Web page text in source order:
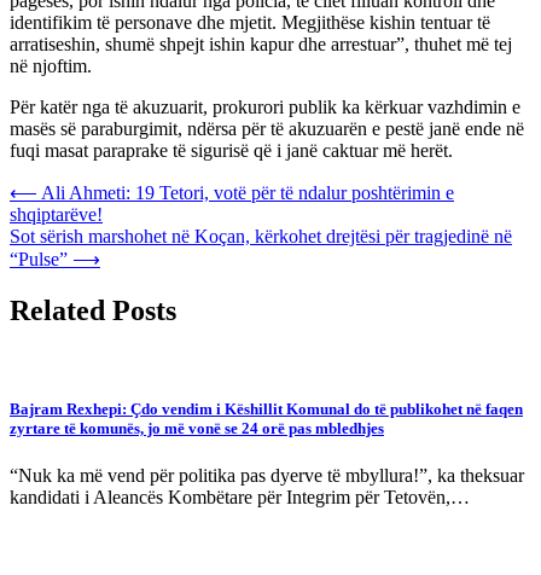
identifikim të personave dhe mjetit. Megjithëse kishin tentuar të
arratiseshin, shumë shpejt ishin kapur dhe arrestuar”, thuhet më tej
në njoftim.
Për katër nga të akuzuarit, prokurori publik ka kërkuar vazhdimin e
masës së paraburgimit, ndërsa për të akuzuarën e pestë janë ende në
fuqi masat paraprake të sigurisë që i janë caktuar më herët.
Post
navigation
⟵ Ali Ahmeti: 19 Tetori, votë për të ndalur poshtërimin e
shqiptarëve!
Sot sërish marshohet në Koçan, kërkohet drejtësi për tragjedinë në
“Pulse” ⟶
Related Posts
Bajram Rexhepi: Çdo vendim i Këshillit Komunal do të publikohet në faqen
zyrtare të komunës, jo më vonë se 24 orë pas mbledhjes
“Nuk ka më vend për politika pas dyerve të mbyllura!”, ka theksuar
kandidati i Aleancës Kombëtare për Integrim për Tetovën,…